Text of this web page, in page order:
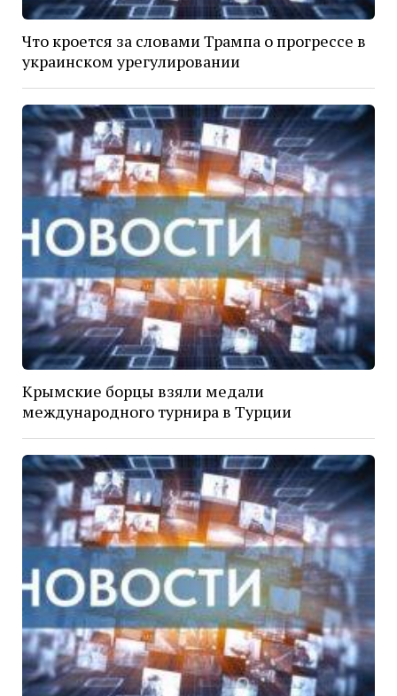
Что кроется за словами Трампа о прогрессе в
украинском урегулировании
Крымские борцы взяли медали
международного турнира в Турции